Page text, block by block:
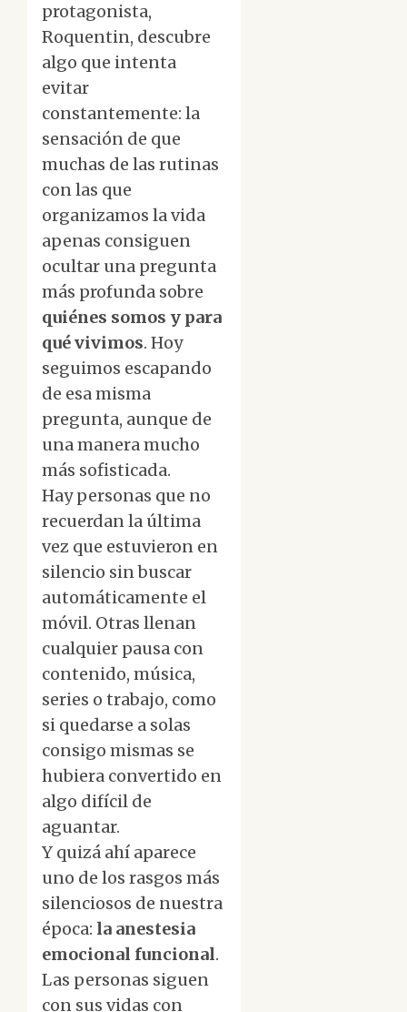
protagonista,
Roquentin, descubre
algo que intenta
evitar
constantemente: la
sensación de que
muchas de las rutinas
con las que
organizamos la vida
apenas consiguen
ocultar una pregunta
más profunda sobre
quiénes somos y para
qué vivimos. Hoy
seguimos escapando
de esa misma
pregunta, aunque de
una manera mucho
más sofisticada.
Hay personas que no
recuerdan la última
vez que estuvieron en
silencio sin buscar
automáticamente el
móvil. Otras llenan
cualquier pausa con
contenido, música,
series o trabajo, como
si quedarse a solas
consigo mismas se
hubiera convertido en
algo difícil de
aguantar.
Y quizá ahí aparece
uno de los rasgos más
silenciosos de nuestra
época: la anestesia
emocional funcional.
Las personas siguen
con sus vidas con